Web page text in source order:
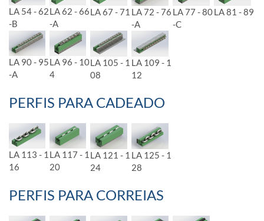
LA 54 - 62
-B
LA 62 - 66
-A
LA 67 - 71 LA 72 - 76
-A
LA 77 - 80
-C
LA 81 - 89
LA 90 - 95
-A
LA 96 - 10
4
LA 105 - 1
08
LA 109 - 1
12
PERFIS PARA CADEADO
LA 113 - 1
16
LA 117 - 1
20
LA 121 - 1
24
LA 125 - 1
28
PERFIS PARA CORREIAS